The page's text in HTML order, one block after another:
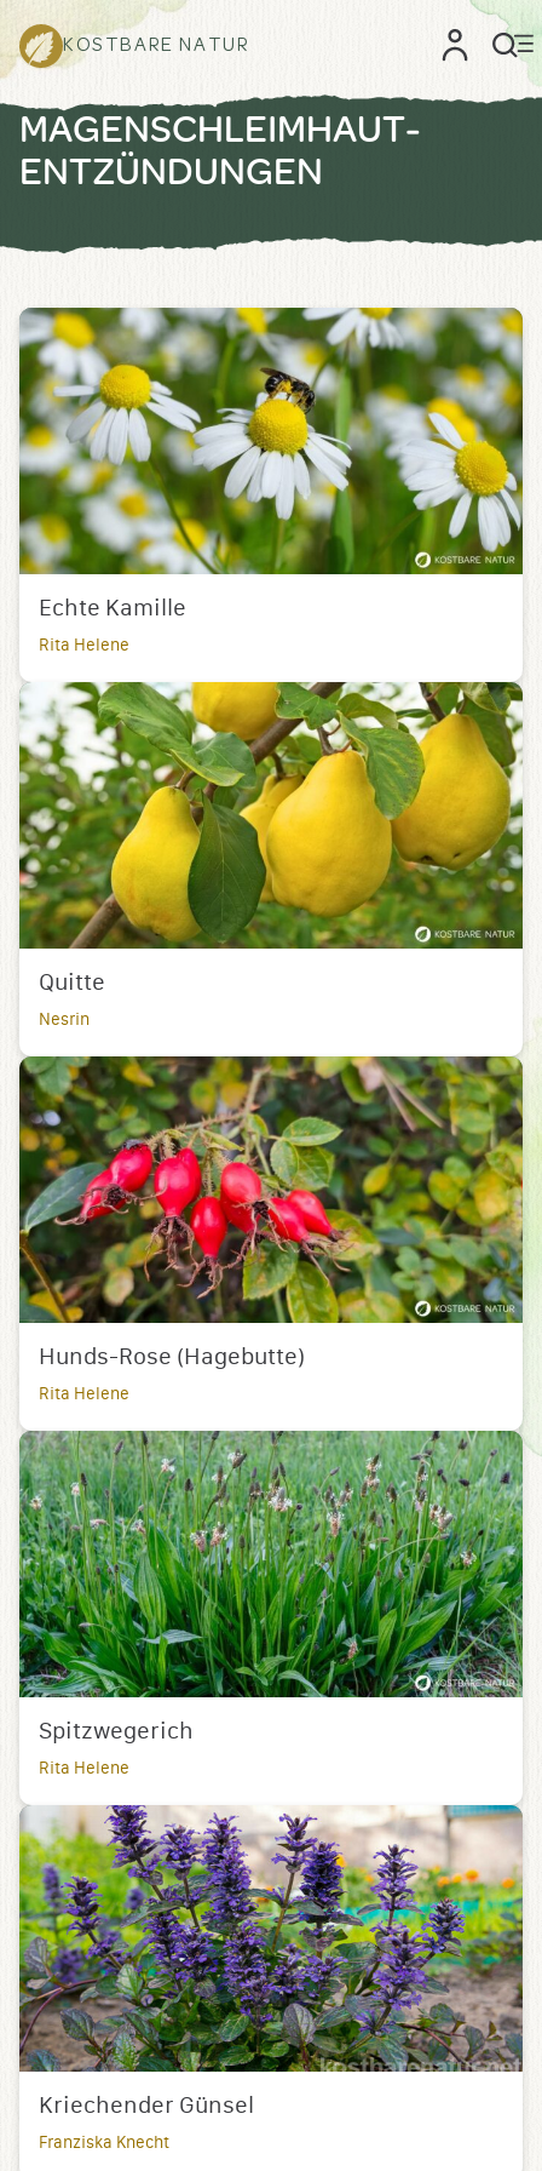
KOSTBARE NATUR
MAGEN­SCHLEIMHAUT­
ENTZÜNDUNGEN
Echte Kamille
Rita Helene
Quitte
Nesrin
Hunds-Rose (Hagebutte)
Rita Helene
Spitzwegerich
Rita Helene
Kriechender Günsel
Franziska Knecht